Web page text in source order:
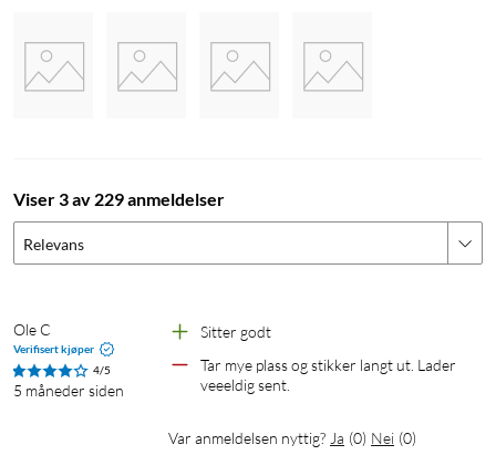
Viser 3 av 229 anmeldelser
Relevans
Ole C
Verifisert kjøper
4/5
5 måneder siden
Sitter godt
Tar mye plass og stikker langt ut. Lader
veeeldig sent.
Var anmeldelsen nyttig? Ja (0) Nei (0)